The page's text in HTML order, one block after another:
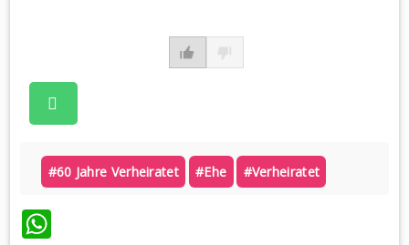
#60 Jahre Verheiratet #ehe #verheiratet
WhatsApp